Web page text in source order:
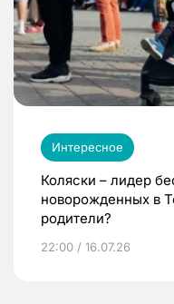
Интересное
Коляски – лидер
новорожденных в
родители?
22:00 / 16.07.26